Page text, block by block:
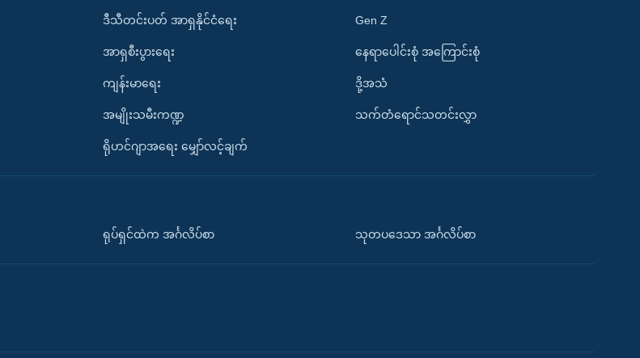
ဒီသီတင်းပတ် အာရှနိုင်ငံရေး
အာရှစီးပွားရေး
ကျန်းမာရေး
အမျိုးသမီးကဏ္ဍ
ရိုဟင်ဂျာအရေး မျှော်လင့်ချက်
Gen Z
နေရာပေါင်းစုံ အကြောင်းစုံ
ဒို့အသံ
သက်တံရောင်သတင်းလွှာ
ရုပ်ရှင်ထဲက အင်္ဂလိပ်စာ သုတပဒေသာ အင်္ဂလိပ်စာ